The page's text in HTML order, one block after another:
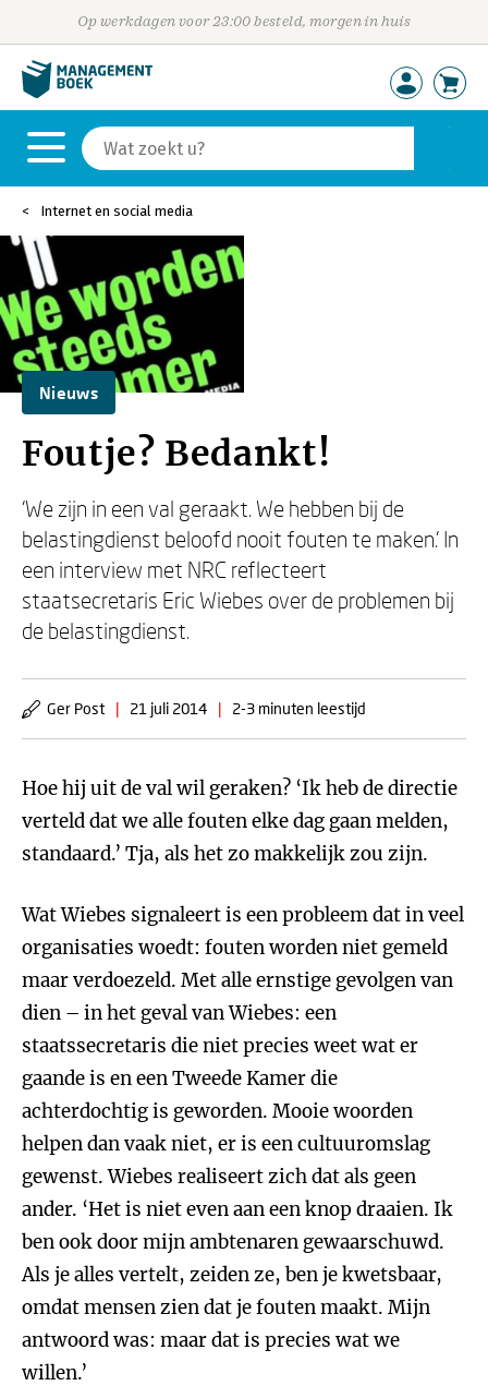
Op werkdagen voor 23:00 besteld, morgen in huis
Internet en social media
Nieuws
Foutje? Bedankt!
‘We zijn in een val geraakt. We hebben bij de
belastingdienst beloofd nooit fouten te maken.’ In
een interview met NRC reflecteert
staatsecretaris Eric Wiebes over de problemen bij
de belastingdienst.
Ger Post | 21 juli 2014 | 2-3 minuten leestijd
Hoe hij uit de val wil geraken? ‘Ik heb de directie
verteld dat we alle fouten elke dag gaan melden,
standaard.’ Tja, als het zo makkelijk zou zijn.
Wat Wiebes signaleert is een probleem dat in veel
organisaties woedt: fouten worden niet gemeld
maar verdoezeld. Met alle ernstige gevolgen van
dien – in het geval van Wiebes: een
staatssecretaris die niet precies weet wat er
gaande is en een Tweede Kamer die
achterdochtig is geworden. Mooie woorden
helpen dan vaak niet, er is een cultuuromslag
gewenst. Wiebes realiseert zich dat als geen
ander. ‘Het is niet even aan een knop draaien. Ik
ben ook door mijn ambtenaren gewaarschuwd.
Als je alles vertelt, zeiden ze, ben je kwetsbaar,
omdat mensen zien dat je fouten maakt. Mijn
antwoord was: maar dat is precies wat we
willen.’